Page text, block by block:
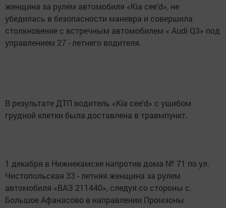
женщина за рулем автомобиля «Kia cee'd», не
убедилась в безопасности маневра и совершила
столкновение с встречным автомобилем « Audi Q3» под
управлением 27 - летнего водителя.
В результате ДТП водитель «Kia cee'd» с ушибом
грудной клетки была доставлена в травмпункт.
1 декабря в Нижнекамске напротив дома № 71 по ул.
Чистопольская 33 - летняя женщина за рулем
автомобиля «ВАЗ 211440», следуя со стороны с.
Большое Афанасово в направлении Промзоны